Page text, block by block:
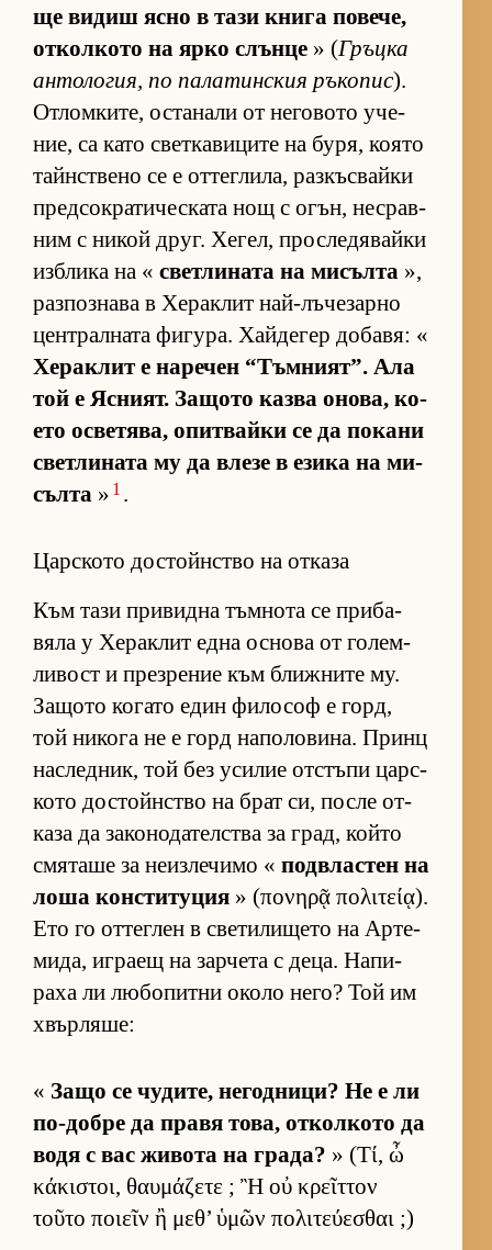
ще ви­диш ясно в тази книга по­ве­че,
от­кол­кото на ярко слънце » (Гръцка
ан­то­ло­гия, по па­ла­тин­с­кия ръ­ко­пис).
От­лом­ки­те, ос­та­нали от не­го­вото уче­
ние, са като свет­ка­ви­ците на бу­ря, ко­ято
тайн­с­т­вено се е от­тег­ли­ла, раз­къс­вайки
пред­сок­ра­ти­чес­ката нощ с огън, нес­рав­
ним с ни­кой друг. Хе­гел, прос­ле­дя­вайки
из­б­лика на « свет­ли­ната на ми­сълта »,
раз­поз­нава в Хе­рак­лит най-лъ­че­зарно
цен­т­рал­ната фи­гу­ра. Хай­де­гер до­ба­вя: «
Хе­рак­лит е на­ре­чен “Тъм­ни­ят”. Ала
той е Яс­ни­ят. За­щото казва оно­ва, ко­
ето ос­ве­тя­ва, опит­вайки се да по­кани
свет­ли­ната му да влезе в езика на ми­
сълта » 1 .
Царското достойнство на отказа
Към тази при­видна тъм­нота се при­ба­
вяла у Хе­рак­лит една ос­нова от го­лем­
ли­вост и през­ре­ние към ближ­ните му.
За­щото ко­гато един фи­ло­соф е горд,
той ни­кога не е горд на­по­ло­ви­на. Принц
нас­лед­ник, той без уси­лие от­с­тъпи цар­с­
кото дос­тойн­с­тво на брат си, после от­
каза да за­ко­но­да­тел­с­тва за град, който
смя­таше за не­из­ле­чимо « под­в­лас­тен на
лоша кон­с­ти­ту­ция » (πονηρᾷ πολιτείᾳ).
Ето го от­тег­лен в све­ти­ли­щето на Ар­те­
ми­да, иг­раещ на зар­чета с де­ца. На­пи­
раха ли лю­бо­питни около не­го? Той им
хвър­ля­ше:
« Защо се чу­ди­те, не­год­ни­ци? Не е ли
по-добре да правя то­ва, от­кол­кото да
водя с вас жи­вота на гра­да? » (Τί, ὦ
κάκιστοι, θαυμάζετε ; Ἢ οὐ κρεῖττον
τοῦτο ποιεῖν ἢ μεθ’ ὑμῶν πολιτεύεσθαι ;)